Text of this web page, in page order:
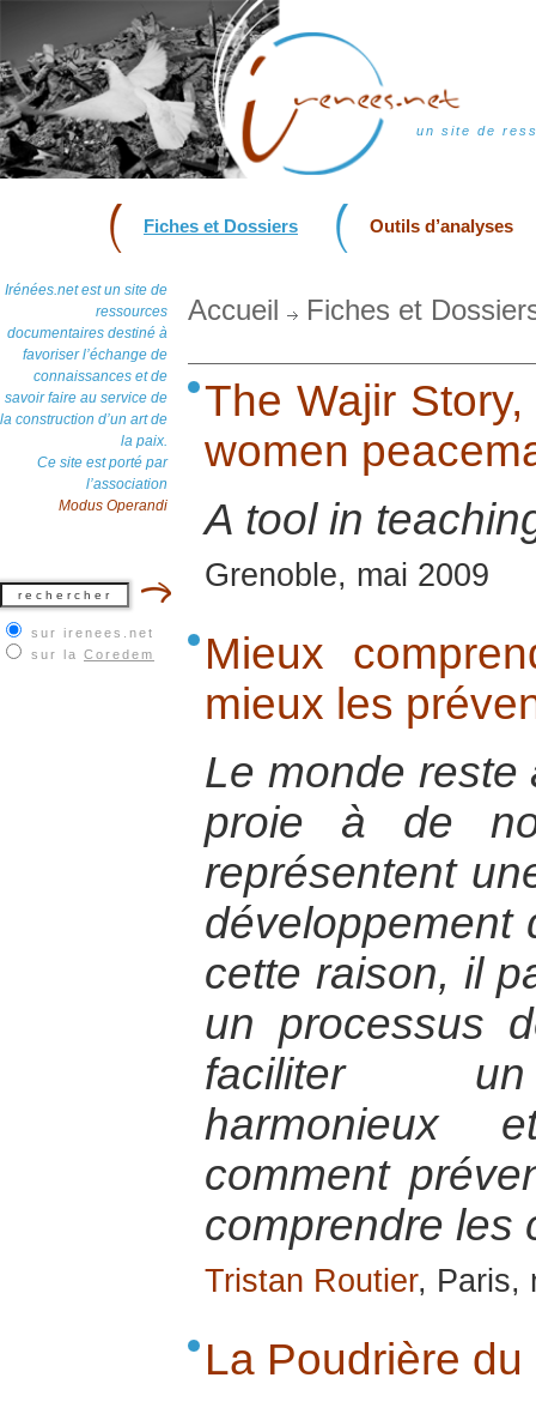
un site de
Fiches et Dossiers Outils d’analyses
Irénées.net est un site de
ressources
documentaires destiné à
favoriser l’échange de
connaissances et de
savoir faire au service de
la construction d’un art de
la paix.
Ce site est porté par
l’association
Modus Operandi
sur irenees.net
sur la Coredem
Accueil Fiches et
The Wajir
women
A tool in
Grenoble, mai 2009
Mieux
mieux les
Le monde reste
proie à de
représentent
développement
cette raison, il
un processus
faciliter un
harmonieux
comment
comprendre les
Tristan Routier, Paris,
La Poudrière